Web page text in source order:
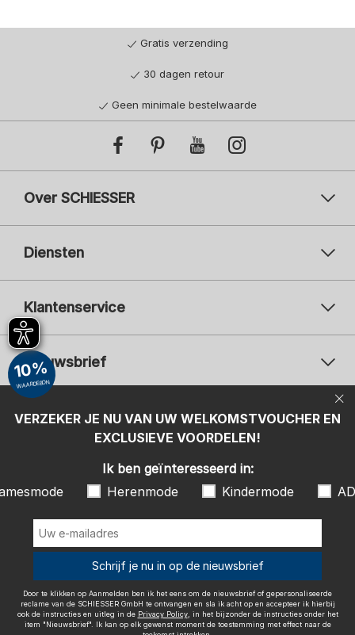
Gratis verzending
30 dagen retour
Geen minimale bestelwaarde
Over SCHIESSER
Diensten
Klantenservice
Nieuwsbrief
Uw
Uw e-mailadres
Aanmelden
Herenmode
ADIDAS
Door te klikken op Aanmelden ben ik het eens om de nieuwsbrief of
gepersonaliseerde reclame van de SCHIESSER GmbH te ontvangen en
sla ik acht op en accepteer ik hierbij ook de instructies en uitleg in de
, in het bijzonder de instructies onder het item
effect naar de toekomst intrekken.
Betaalwijzen
Wij bezorgen met
VERZEKER JE NU VAN UW WELKOMSTVOUCHER EN
EXCLUSIEVE VOORDELEN!
10%
WAARDEBON
Ik ben geïnteresseerd in:
Herenmode Kindermode
Schrijf je nu in op de nieuwsbrief
Door te klikken op Aanmelden ben ik het eens om de nieuwsbrief of gepersonaliseerde
reclame van de SCHIESSER GmbH te ontvangen en sla ik acht op en accepteer ik hierbij
ook de instructies en uitleg in de Privacy Policy, in het bijzonder de instructies onder het
item "Nieuwsbrief". Ik kan op elk gewenst moment de toestemming met effect naar de